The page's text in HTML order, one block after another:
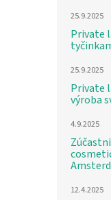
25.9.2025
Private
25.9.2025
Private
výroba
4.9.2025
12.4.2025